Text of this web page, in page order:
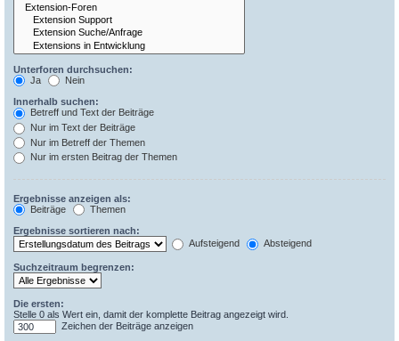
Unterforen durchsuchen:
Ja
Nein
Innerhalb suchen:
Betreff und Text der Beiträge
Nur im Text der Beiträge
Nur im Betreff der Themen
Nur im ersten Beitrag der Themen
Ergebnisse anzeigen als:
Beiträge
Themen
Ergebnisse sortieren nach:
Aufsteigend
Absteigend
Suchzeitraum begrenzen:
Die ersten:
Stelle 0 als Wert ein, damit der komplette Beitrag angezeigt wird.
Zeichen der Beiträge anzeigen